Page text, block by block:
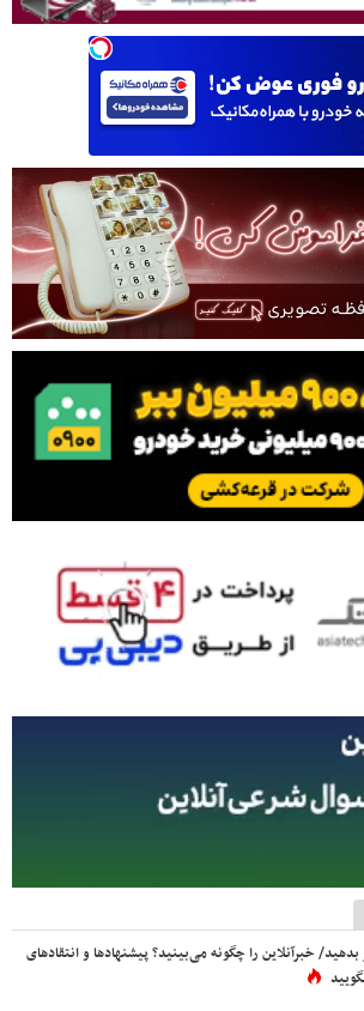
خبرآنلاین را چگونه می‌بینید؟ پیشنهادها و انتقادهای